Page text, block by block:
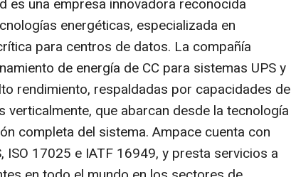
es una empresa innovadora reconocida
energéticas, especializada en
para centros de datos. La compañía
de energía de CC para sistemas UPS y
rendimiento, respaldadas por capacidades de
verticalmente, que abarcan desde la tecnología
completa del sistema. Ampace cuenta con
ISO 17025 e IATF 16949, y presta servicios a